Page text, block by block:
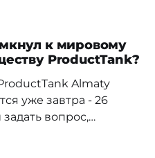
разработке под
[https://www.mito.kz/
к мировому
ProductTank?
Almaty
уже завтра - 26
вопрос,
В январе